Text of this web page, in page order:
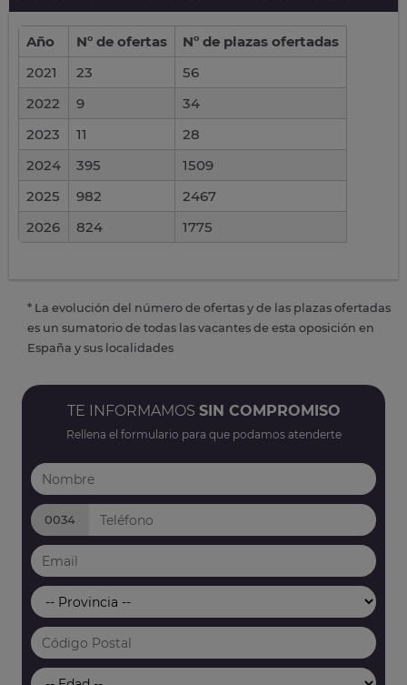
Año Nº de ofertas
Nº de plazas ofertadas
2021
23
56
2022
9
34
2023
11
28
2024
395
1509
2025
982
2467
2026
824 1775
* La evolución del número de ofertas y de las plazas ofertadas
es un sumatorio de todas las vacantes de esta oposición en
España y sus localidades
TE INFORMAMOS SIN COMPROMISO
Rellena el formulario para que podamos atenderte
0034